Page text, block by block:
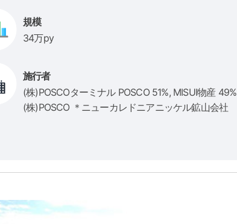
規模
34万py
施行者
(株)POSCOターミナル POSCO 51%, MISUI物産 49%
(株)POSCO ＊ニューカレドニアニッケル鉱山会社